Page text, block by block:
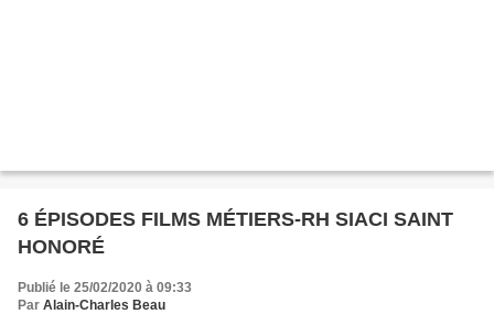
6 ÉPISODES FILMS MÉTIERS-RH SIACI SAINT
HONORÉ
Publié le 25/02/2020 à 09:33
Par Alain-Charles Beau